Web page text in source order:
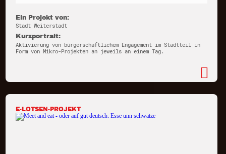
Ein Projekt von:
Stadt Weiterstadt
Kurzportrait:
Aktivierung von bürgerschaftlichem Engagement im Stadtteil in
Form von Mikro-Projekten an jeweils an einem Tag.
E-LOTSEN-PROJEKT